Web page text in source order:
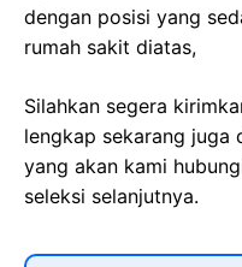
dengan posisi yang
rumah sakit diatas,
Silahkan segera
lengkap sekarang juga
yang akan kami
seleksi selanjutnya.